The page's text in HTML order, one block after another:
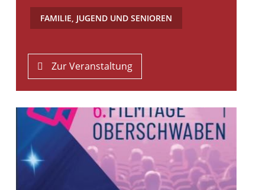
FAMILIE, JUGEND UND SENIOREN
Zur Veranstaltung